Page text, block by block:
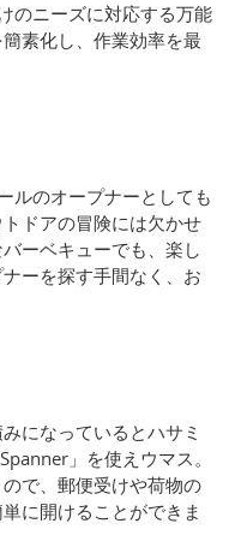
のニーズに対応する万能
素化し、作業効率を最
ルのオープナーとしても
ドアの冒険には欠かせ
ーベキューでも、楽し
ーを探す手間なく、お
になっているとハサミ
」を使えウマス。
で、郵便受けや荷物の
に開けることができま